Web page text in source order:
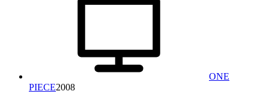
ONE
PIECE2008